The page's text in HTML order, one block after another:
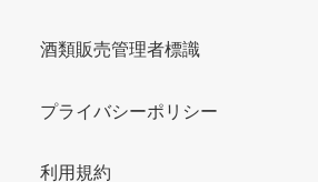
酒類販売管理者標識
プライバシーポリシー
利用規約